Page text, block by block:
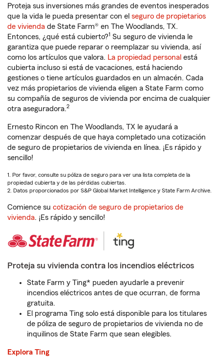
Proteja sus inversiones más grandes de eventos inesperados
que la vida le pueda presentar con el seguro de propietarios
de vivienda de State Farm® en The Woodlands, TX.
Entonces, ¿qué está cubierto?1 Su seguro de vivienda le
garantiza que puede reparar o reemplazar su vivienda, así
como los artículos que valora. La propiedad personal está
cubierta incluso si está de vacaciones, está haciendo
gestiones o tiene artículos guardados en un almacén. Cada
vez más propietarios de vivienda eligen a State Farm como
su compañía de seguros de vivienda por encima de cualquier
otra aseguradora.2
Ernesto Rincon en The Woodlands, TX le ayudará a
comenzar después de que haya completado una cotización
de seguro de propietarios de vivienda en línea. ¡Es rápido y
sencillo!
1. Por favor, consulte su póliza de seguro para ver una lista completa de la
propiedad cubierta y de las pérdidas cubiertas.
2. Datos proporcionados por S&P Global Market Intelligence y State Farm Archive.
Comience su cotización de seguro de propietarios de
vivienda. ¡Es rápido y sencillo!
Proteja su vivienda contra los incendios eléctricos
State Farm y Ting* pueden ayudarle a prevenir
incendios eléctricos antes de que ocurran, de forma
gratuita.
El programa Ting solo está disponible para los titulares
de póliza de seguro de propietarios de vivienda no de
inquilinos de State Farm que sean elegibles.
Explora Ting